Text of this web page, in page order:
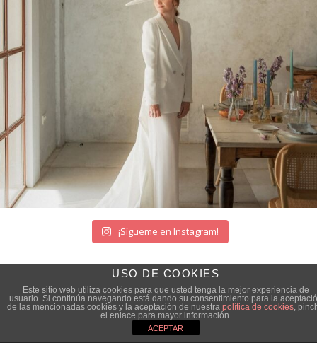
¡Sígueme en Instagram!
USO DE COOKIES
Este sitio web utiliza cookies para que usted tenga la mejor experiencia de
usuario. Si continúa navegando está dando su consentimiento para la
de las mencionadas cookies y la aceptación de nuestra política de cookies,
el enlace para mayor información.
ACEPTAR